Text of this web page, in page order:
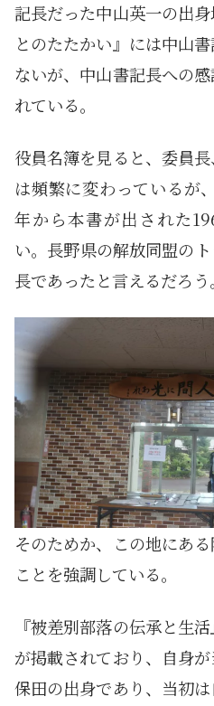
記長だった中山英一の出
とのたたかい』には中山
ないが、中山書記長への
れている。
役員名簿を見ると、委員
は頻繁に変わっているが
年から本書が出された
い。長野県の解放同盟の
長であったと言えるだろう。
そのためか、この地にあ
ことを強調している。
『被差別部落の伝承と生
が掲載されており、自身
保田の出身であり、当初